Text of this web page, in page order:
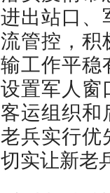
进出站口、
流管控，积
输工作平稳
设置军人窗
客运组织和
老兵实行优
切实让新老